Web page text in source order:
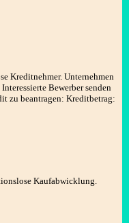
Kreditnehmer. Unternehmen
Bewerber senden
zu beantragen: Kreditbetrag:
Kaufabwicklung.